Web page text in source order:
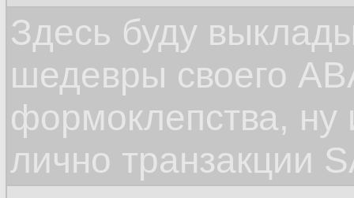
Здесь буду
шедевры своего
формоклепства,
лично транзакции